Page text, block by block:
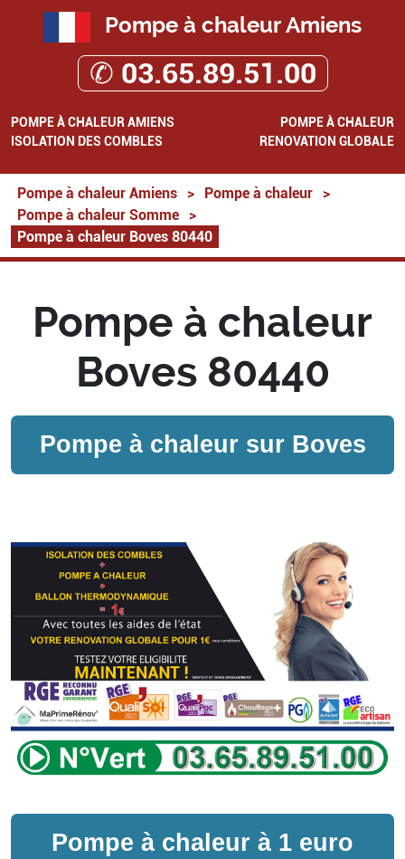
Pompe à chaleur Amiens
✆ 03.65.89.51.00
POMPE À CHALEUR AMIENS
POMPE À CHALEUR
ISOLATION DES COMBLES
RENOVATION GLOBALE
Pompe à chaleur Amiens > Pompe à chaleur
>
Pompe à chaleur Somme
>
Pompe à chaleur Boves 80440
Pompe à chaleur
Boves 80440
Pompe à chaleur sur Boves
Pompe à chaleur à 1 euro